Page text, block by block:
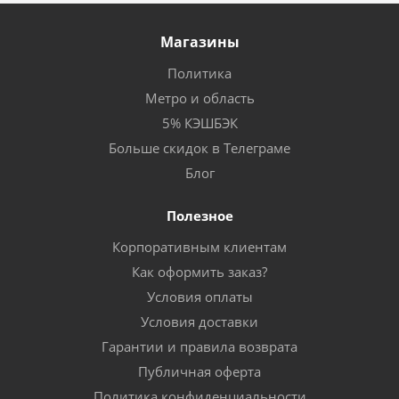
Магазины
Политика
Метро и область
5% КЭШБЭК
Больше скидок в Телеграме
Блог
Полезное
Корпоративным клиентам
Как оформить заказ?
Условия оплаты
Условия доставки
Гарантии и правила возврата
Публичная оферта